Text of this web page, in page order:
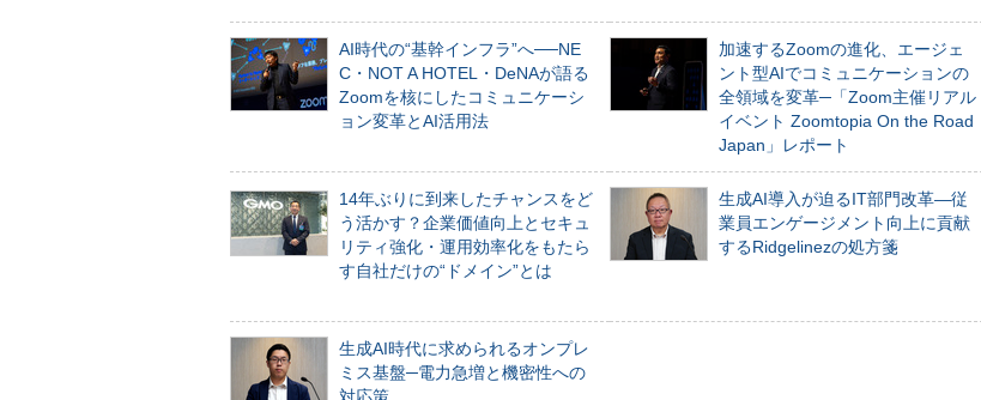
AI時代の“基幹インフラ”へ──NE
C・NOT A HOTEL・DeNAが語る
Zoomを核にしたコミュニケーシ
ョン変革とAI活用法
加速するZoomの進化、エージェ
ント型AIでコミュニケーションの
全領域を変革─「Zoom主催リアル
イベント Zoomtopia On the Road
Japan」レポート
14年ぶりに到来したチャンスをど
う活かす？企業価値向上とセキュ
リティ強化・運用効率化をもたら
す自社だけの“ドメイン”とは
生成AI導入が迫るIT部門改革―従
業員エンゲージメント向上に貢献
するRidgelinezの処方箋
生成AI時代に求められるオンプレ
ミス基盤─電力急増と機密性への